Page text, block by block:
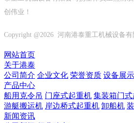
创伟业！
Copyright @2026 河南港泰重工机械设备有
网站首页
关于港泰
公司简介 企业文化 荣誉资质 设备展示
产品中心
船用克令吊 门座式起重机 集装箱门
游艇搬运机 岸边桥式起重机 卸船机
新闻资讯